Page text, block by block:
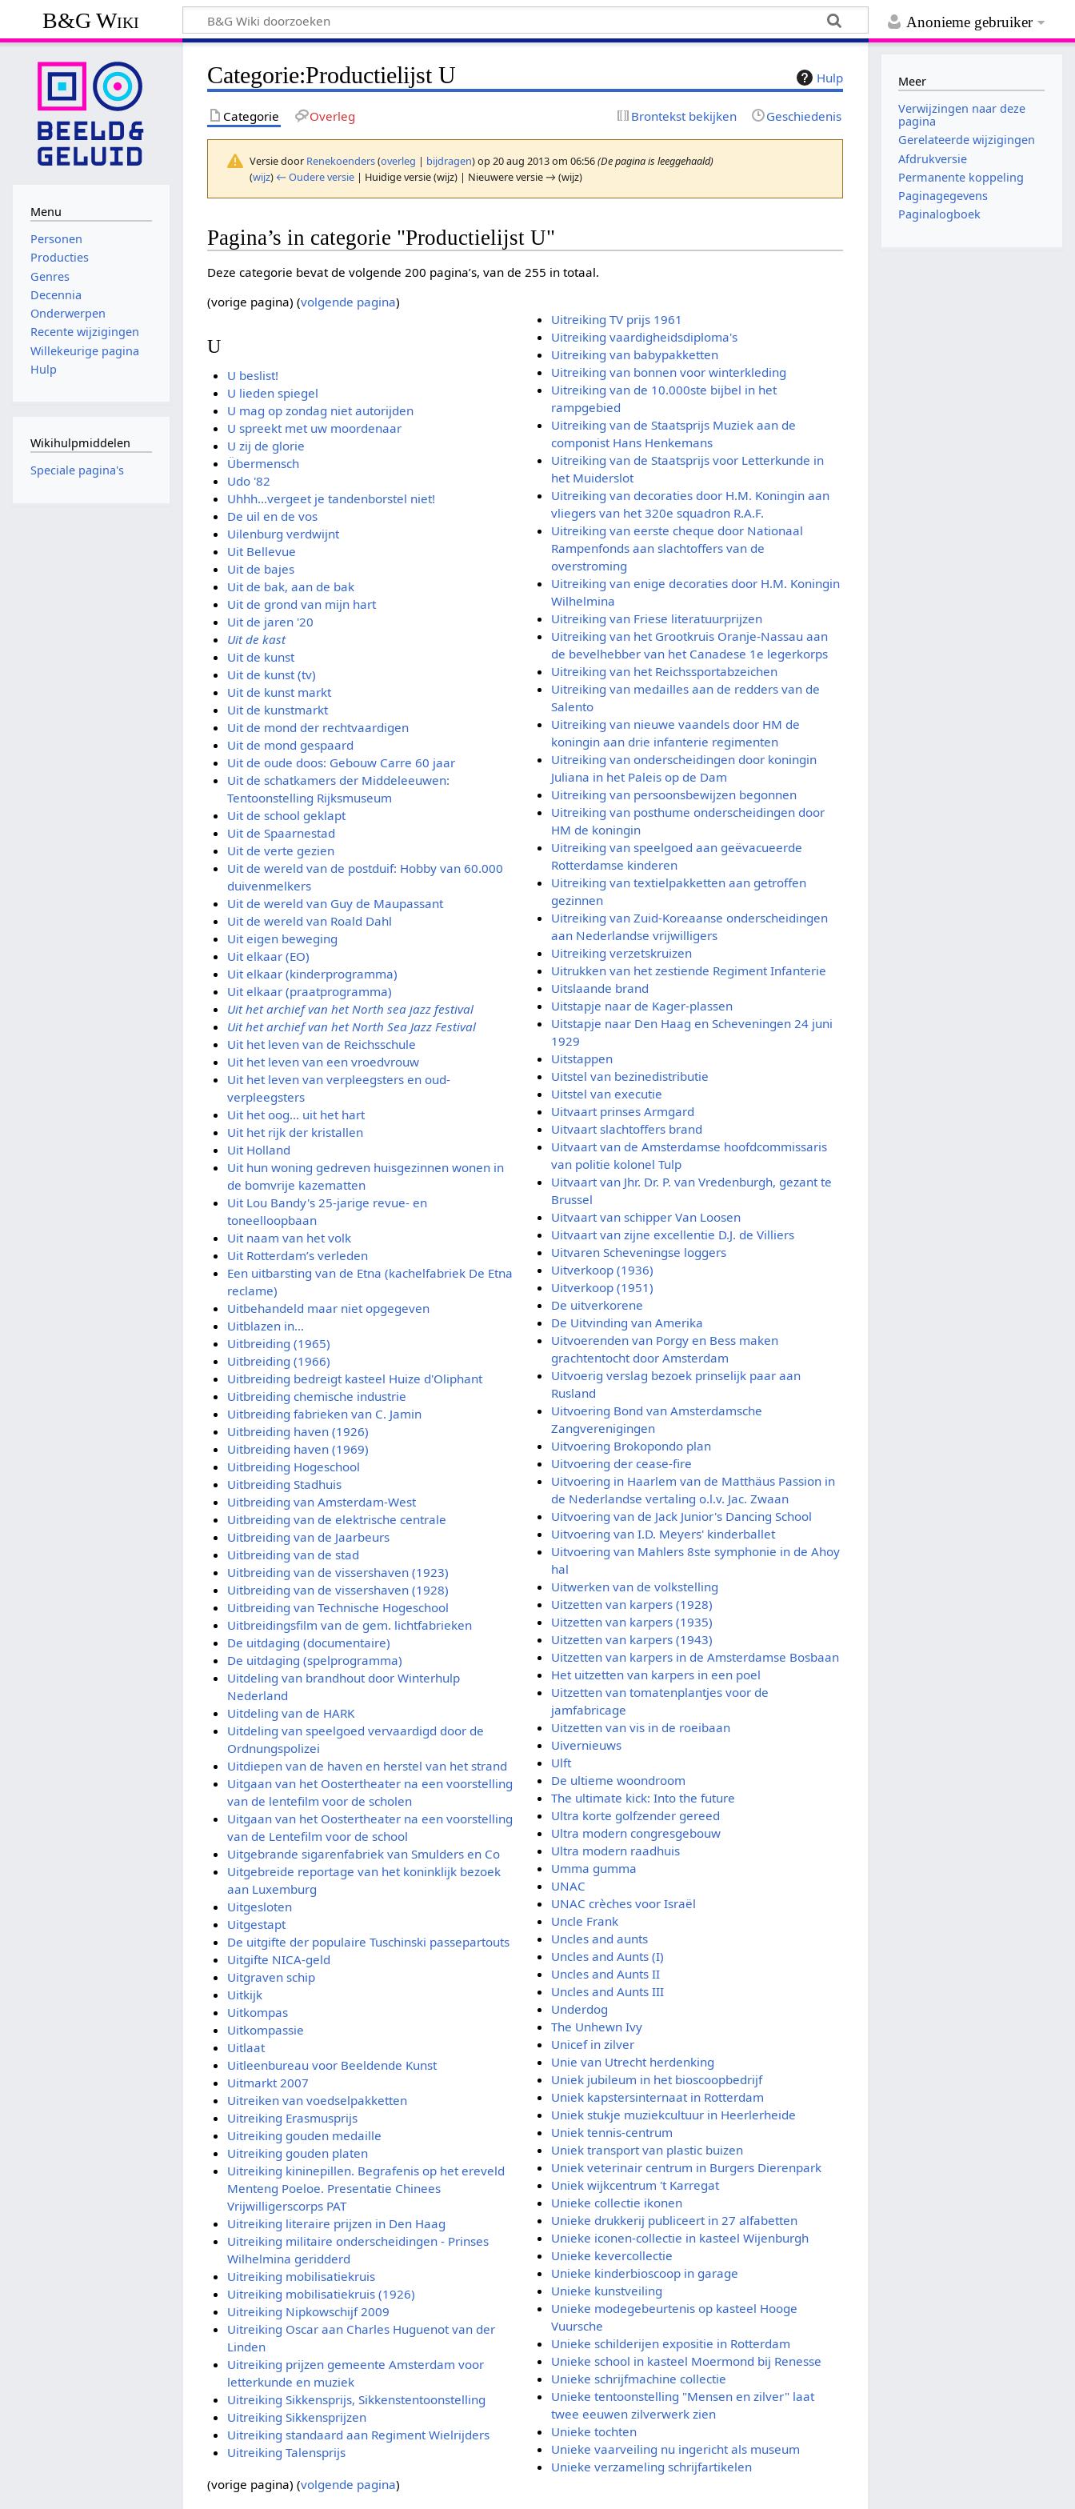
Anonieme gebruiker
B&G Wiki
Hulp
Categorie:Productielijst U
Categorie Overleg Brontekst bekijken Geschiedenis
Versie door Renekoenders(overleg | bijdragen)op 20 aug 2013 om 06:56(De pagina is leeggehaald)
(wijz) ← Oudere versie | Huidige versie (wijz) | Nieuwere versie → (wijz)
Pagina’s in categorie "Productielijst U"
Deze categorie bevat de volgende 200 pagina’s, van de 255 in totaal.
(vorige pagina) (volgende pagina)
U
U beslist!
U lieden spiegel
U mag op zondag niet autorijden
U spreekt met uw moordenaar
U zij de glorie
Übermensch
Udo '82
Uhhh...vergeet je tandenborstel niet!
De uil en de vos
Uilenburg verdwijnt
Uit Bellevue
Uit de bajes
Uit de bak, aan de bak
Uit de grond van mijn hart
Uit de jaren '20
Uit de kast
Uit de kunst
Uit de kunst (tv)
Uit de kunst markt
Uit de kunstmarkt
Uit de mond der rechtvaardigen
Uit de mond gespaard
Uit de oude doos: Gebouw Carre 60 jaar
Uit de schatkamers der Middeleeuwen:
Tentoonstelling Rijksmuseum
Uit de school geklapt
Uit de Spaarnestad
Uit de verte gezien
Uit de wereld van de postduif: Hobby van 60.000
duivenmelkers
Uit de wereld van Guy de Maupassant
Uit de wereld van Roald Dahl
Uit eigen beweging
Uit elkaar (EO)
Uit elkaar (kinderprogramma)
Uit elkaar (praatprogramma)
Uit het archief van het North sea jazz festival
Uit het archief van het North Sea Jazz Festival
Uit het leven van de Reichsschule
Uit het leven van een vroedvrouw
Uit het leven van verpleegsters en oud-
verpleegsters
Uit het oog... uit het hart
Uit het rijk der kristallen
Uit Holland
Uit hun woning gedreven huisgezinnen wonen in
de bomvrije kazematten
Uit Lou Bandy's 25-jarige revue- en
toneelloopbaan
Uit naam van het volk
Uit Rotterdam’s verleden
Een uitbarsting van de Etna (kachelfabriek De Etna
reclame)
Uitbehandeld maar niet opgegeven
Uitblazen in...
Uitbreiding (1965)
Uitbreiding (1966)
Uitbreiding bedreigt kasteel Huize d'Oliphant
Uitbreiding chemische industrie
Uitbreiding fabrieken van C. Jamin
Uitbreiding haven (1926)
Uitbreiding haven (1969)
Uitbreiding Hogeschool
Uitbreiding Stadhuis
Uitbreiding van Amsterdam-West
Uitbreiding van de elektrische centrale
Uitbreiding van de Jaarbeurs
Uitbreiding van de stad
Uitbreiding van de vissershaven (1923)
Uitbreiding van de vissershaven (1928)
Uitbreiding van Technische Hogeschool
Uitbreidingsfilm van de gem. lichtfabrieken
De uitdaging (documentaire)
De uitdaging (spelprogramma)
Uitdeling van brandhout door Winterhulp
Nederland
Uitdeling van de HARK
Uitdeling van speelgoed vervaardigd door de
Ordnungspolizei
Uitdiepen van de haven en herstel van het strand
Uitgaan van het Oostertheater na een voorstelling
van de lentefilm voor de scholen
Uitgaan van het Oostertheater na een voorstelling
van de Lentefilm voor de school
Uitgebrande sigarenfabriek van Smulders en Co
Uitgebreide reportage van het koninklijk bezoek
aan Luxemburg
Uitgesloten
Uitgestapt
De uitgifte der populaire Tuschinski passepartouts
Uitgifte NICA-geld
Uitgraven schip
Uitkijk
Uitkompas
Uitkompassie
Uitlaat
Uitleenbureau voor Beeldende Kunst
Uitmarkt 2007
Uitreiken van voedselpakketten
Uitreiking Erasmusprijs
Uitreiking gouden medaille
Uitreiking gouden platen
Uitreiking kininepillen. Begrafenis op het ereveld
Menteng Poeloe. Presentatie Chinees
Vrijwilligerscorps PAT
Uitreiking literaire prijzen in Den Haag
Uitreiking militaire onderscheidingen - Prinses
Wilhelmina geridderd
Uitreiking mobilisatiekruis
Uitreiking mobilisatiekruis (1926)
Uitreiking Nipkowschijf 2009
Uitreiking Oscar aan Charles Huguenot van der
Linden
Uitreiking prijzen gemeente Amsterdam voor
letterkunde en muziek
Uitreiking Sikkensprijs, Sikkenstentoonstelling
Uitreiking Sikkensprijzen
Uitreiking standaard aan Regiment Wielrijders
Uitreiking Talensprijs
Uitreiking TV prijs 1961
Uitreiking vaardigheidsdiploma's
Uitreiking van babypakketten
Uitreiking van bonnen voor winterkleding
Uitreiking van de 10.000ste bijbel in het
rampgebied
Uitreiking van de Staatsprijs Muziek aan de
componist Hans Henkemans
Uitreiking van de Staatsprijs voor Letterkunde in
het Muiderslot
Uitreiking van decoraties door H.M. Koningin aan
vliegers van het 320e squadron R.A.F.
Uitreiking van eerste cheque door Nationaal
Rampenfonds aan slachtoffers van de
overstroming
Uitreiking van enige decoraties door H.M. Koningin
Wilhelmina
Uitreiking van Friese literatuurprijzen
Uitreiking van het Grootkruis Oranje-Nassau aan
de bevelhebber van het Canadese 1e legerkorps
Uitreiking van het Reichssportabzeichen
Uitreiking van medailles aan de redders van de
Salento
Uitreiking van nieuwe vaandels door HM de
koningin aan drie infanterie regimenten
Uitreiking van onderscheidingen door koningin
Juliana in het Paleis op de Dam
Uitreiking van persoonsbewijzen begonnen
Uitreiking van posthume onderscheidingen door
HM de koningin
Uitreiking van speelgoed aan geëvacueerde
Rotterdamse kinderen
Uitreiking van textielpakketten aan getroffen
gezinnen
Uitreiking van Zuid-Koreaanse onderscheidingen
aan Nederlandse vrijwilligers
Uitreiking verzetskruizen
Uitrukken van het zestiende Regiment Infanterie
Uitslaande brand
Uitstapje naar de Kager-plassen
Uitstapje naar Den Haag en Scheveningen 24 juni
1929
Uitstappen
Uitstel van bezinedistributie
Uitstel van executie
Uitvaart prinses Armgard
Uitvaart slachtoffers brand
Uitvaart van de Amsterdamse hoofdcommissaris
van politie kolonel Tulp
Uitvaart van Jhr. Dr. P. van Vredenburgh, gezant te
Brussel
Uitvaart van schipper Van Loosen
Uitvaart van zijne excellentie D.J. de Villiers
Uitvaren Scheveningse loggers
Uitverkoop (1936)
Uitverkoop (1951)
De uitverkorene
De Uitvinding van Amerika
Uitvoerenden van Porgy en Bess maken
grachtentocht door Amsterdam
Uitvoerig verslag bezoek prinselijk paar aan
Rusland
Uitvoering Bond van Amsterdamsche
Zangverenigingen
Uitvoering Brokopondo plan
Uitvoering der cease-fire
Uitvoering in Haarlem van de Matthäus Passion in
de Nederlandse vertaling o.l.v. Jac. Zwaan
Uitvoering van de Jack Junior's Dancing School
Uitvoering van I.D. Meyers' kinderballet
Uitvoering van Mahlers 8ste symphonie in de Ahoy
hal
Uitwerken van de volkstelling
Uitzetten van karpers (1928)
Uitzetten van karpers (1935)
Uitzetten van karpers (1943)
Uitzetten van karpers in de Amsterdamse Bosbaan
Het uitzetten van karpers in een poel
Uitzetten van tomatenplantjes voor de
jamfabricage
Uitzetten van vis in de roeibaan
Uivernieuws
Ulft
De ultieme woondroom
The ultimate kick: Into the future
Ultra korte golfzender gereed
Ultra modern congresgebouw
Ultra modern raadhuis
Umma gumma
UNAC
UNAC crèches voor Israël
Uncle Frank
Uncles and aunts
Uncles and Aunts (I)
Uncles and Aunts II
Uncles and Aunts III
Underdog
The Unhewn Ivy
Unicef in zilver
Unie van Utrecht herdenking
Uniek jubileum in het bioscoopbedrijf
Uniek kapstersinternaat in Rotterdam
Uniek stukje muziekcultuur in Heerlerheide
Uniek tennis-centrum
Uniek transport van plastic buizen
Uniek veterinair centrum in Burgers Dierenpark
Uniek wijkcentrum 't Karregat
Unieke collectie ikonen
Unieke drukkerij publiceert in 27 alfabetten
Unieke iconen-collectie in kasteel Wijenburgh
Unieke kevercollectie
Unieke kinderbioscoop in garage
Unieke kunstveiling
Unieke modegebeurtenis op kasteel Hooge
Vuursche
Unieke schilderijen expositie in Rotterdam
Unieke school in kasteel Moermond bij Renesse
Unieke schrijfmachine collectie
Unieke tentoonstelling "Mensen en zilver" laat
twee eeuwen zilverwerk zien
Unieke tochten
Unieke vaarveiling nu ingericht als museum
Unieke verzameling schrijfartikelen
(vorige pagina) (volgende pagina)
Menu
Personen
Producties
Genres
Decennia
Onderwerpen
Recente wijzigingen
Willekeurige pagina
Hulp
Wikihulpmiddelen
Speciale pagina's
Meer
Verwijzingen naar deze
pagina
Gerelateerde wijzigingen
Afdrukversie
Permanente koppeling
Paginagegevens
Paginalogboek